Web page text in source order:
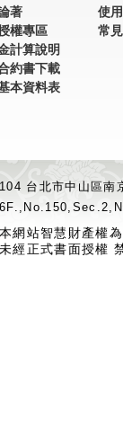
著
權專區
計算說明
約書下載
本資料表
使
常
104 台北市中山區
本網站智慧財產權
未經正式書面授權